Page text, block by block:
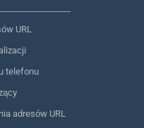
URL
telefonu
adresów URL